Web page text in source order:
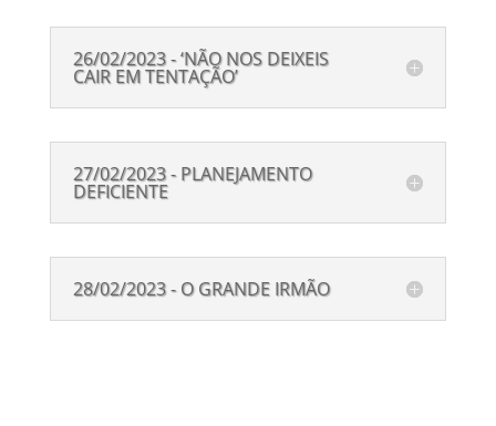
26/02/2023 - ‘NÃO NOS DEIXEIS
CAIR EM TENTAÇÃO’
27/02/2023 - PLANEJAMENTO
DEFICIENTE
28/02/2023 - O GRANDE IRMÃO